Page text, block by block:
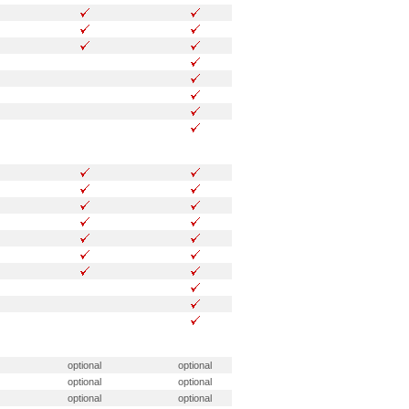
optional
optional
optional
optional
optional
optional